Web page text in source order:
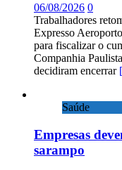
06/08/2026 0
Trabalhadores
Expresso
para fiscalizar o
Companhia
decidiram encerrar
Saúde
Empresas
sarampo